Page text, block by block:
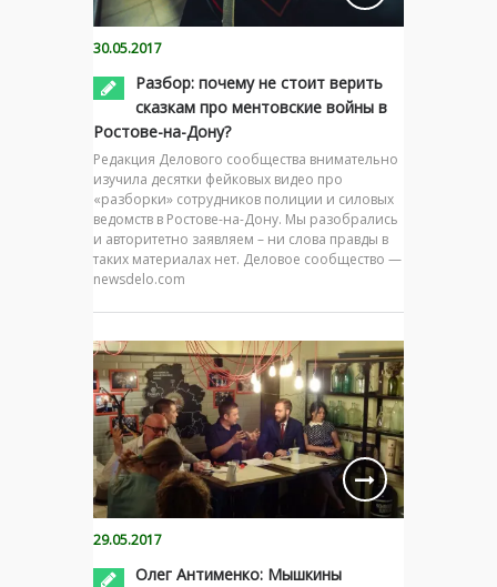
30.05.2017
Разбор: почему не стоит верить
сказкам про ментовские войны в
Ростове-на-Дону?
Редакция Делового сообщества внимательно
изучила десятки фейковых видео про
«разборки» сотрудников полиции и силовых
ведомств в Ростове-на-Дону. Мы разобрались
и авторитетно заявляем – ни слова правды в
таких материалах нет. Деловое сообщество —
newsdelo.com
29.05.2017
Олег Антименко: Мышкины